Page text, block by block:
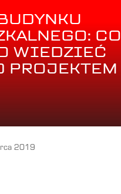
CO
WIEDZIEĆ
PROJEKTEM
2019